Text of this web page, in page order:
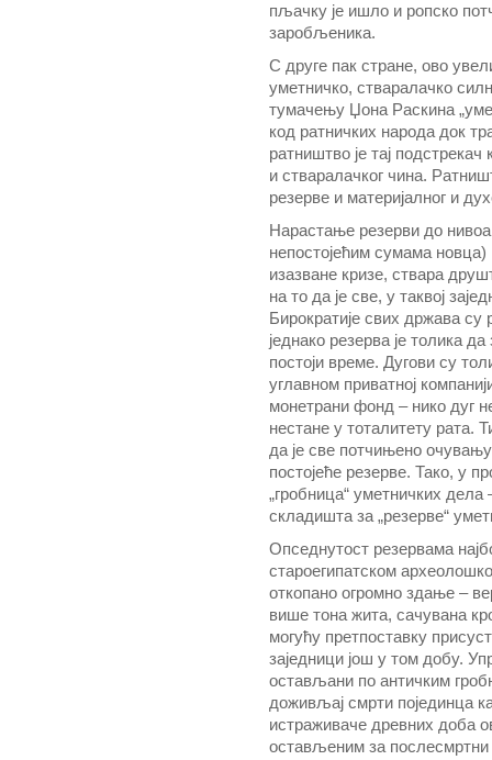
пљачку је ишло и ропско
заробљеника.
С друге пак стране, ово
уметничко, стваралачко
тумачењу Џона Раскина
код ратничких народа док
ратништво је тај
и стваралачког чина.
резерве и материјалног и
Нарастање резерви до
непостојећим сумама
изазване кризе, ствара
на то да је све, у таквој
Бирократије свих држава су
једнако резерва је толика
постоји време. Дугови су
углавном приватној
монетрани фонд – нико дуг
нестане у тоталитету рата.
да је све потчињено
постојеће резерве. Тако, у
„гробница“ уметничких дела
складишта за „резерве“
Опседнутост резервама
староегипатском
откопано огромно здање –
више тона жита, сачувана
могућу претпоставку
заједници још у том добу.
остављани по античким
доживљај смрти појединца
истраживаче древних доба
остављеним за послесмртни